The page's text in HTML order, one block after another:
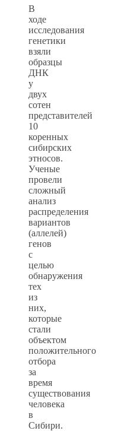
В
ходе
исследования
генетики
взяли
образцы
ДНК
у
двух
сотен
представителей
10
коренных
сибирских
этносов.
Ученые
провели
сложный
анализ
распределения
вариантов
(аллелей)
генов
с
целью
обнаружения
тех
из
них,
которые
стали
объектом
положительного
отбора
за
время
существования
человека
в
Сибири.